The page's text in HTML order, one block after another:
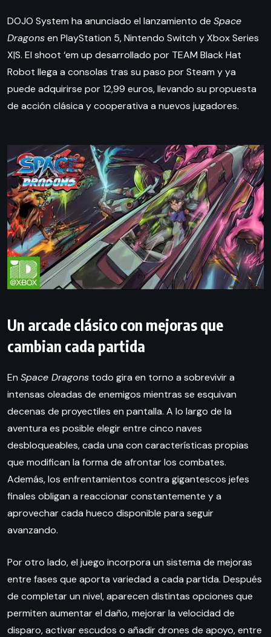
DOJO System ha anunciado el lanzamiento de Space
Dragonsen PlayStation 5, Nintendo Switch y Xbox Series
X|S. El shoot ‘em up desarrollado por TEAM Black Hat
Robot llega a consolas tras su paso por Steam y ya
puede adquirirse por 12,99 euros, llevando su propuesta
de acción clásica y cooperativa a nuevos jugadores.
Un arcade clásico con mejoras que
cambian cada partida
En Space Dragons todo gira en torno a sobrevivir a
intensas oleadas de enemigos mientras se esquivan
decenas de proyectiles en pantalla. A lo largo de la
aventura es posible elegir entre cinco naves
desbloqueables, cada una con características propias
que modifican la forma de afrontar los combates.
Además, los enfrentamientos contra gigantescos jefes
finales obligan a reaccionar constantemente y a
aprovechar cada hueco disponible para seguir
avanzando.
Por otro lado, el juego incorpora un sistema de mejoras
entre fases que aporta variedad a cada partida. Después
de completar un nivel, aparecen distintas opciones que
permiten aumentar el daño, mejorar la velocidad de
disparo, activar escudos o añadir drones de apoyo, entre